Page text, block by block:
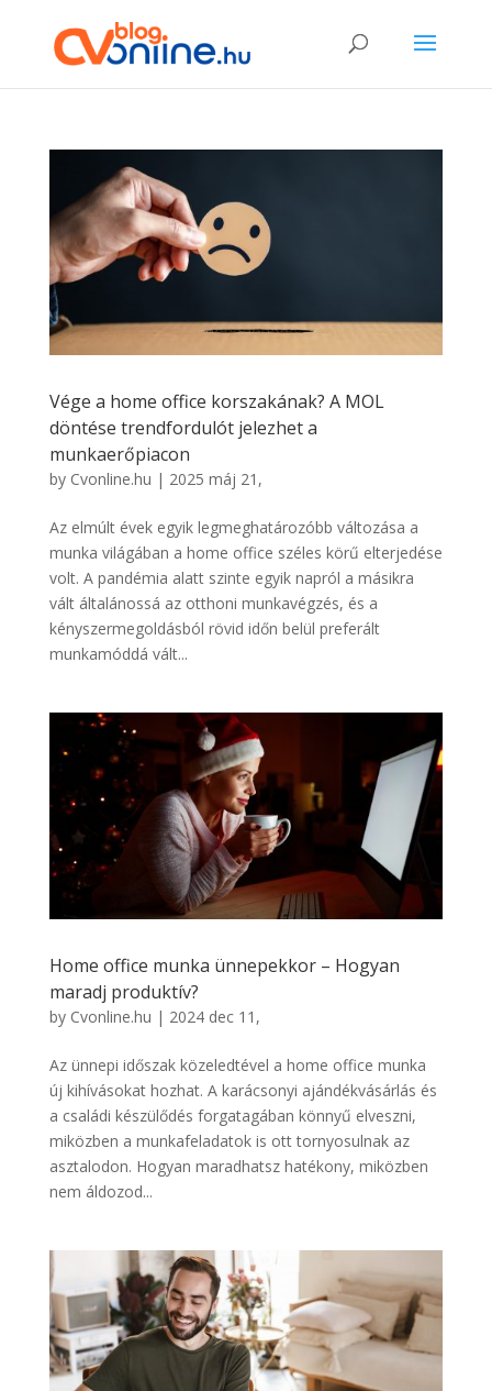
Vége a home office korszakának? A MOL
döntése trendfordulót jelezhet a
munkaerőpiacon
by Cvonline.hu | 2025 máj 21,
Az elmúlt évek egyik legmeghatározóbb változása a
munka világában a home office széles körű elterjedése
volt. A pandémia alatt szinte egyik napról a másikra
vált általánossá az otthoni munkavégzés, és a
kényszermegoldásból rövid időn belül preferált
munkamóddá vált...
Home office munka ünnepekkor – Hogyan
maradj produktív?
by Cvonline.hu | 2024 dec 11,
Az ünnepi időszak közeledtével a home office munka
új kihívásokat hozhat. A karácsonyi ajándékvásárlás és
a családi készülődés forgatagában könnyű elveszni,
miközben a munkafeladatok is ott tornyosulnak az
asztalodon. Hogyan maradhatsz hatékony, miközben
nem áldozod...